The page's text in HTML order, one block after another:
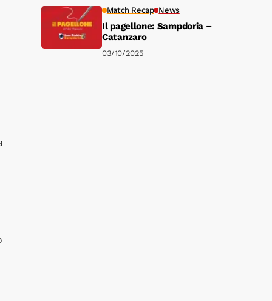
Match Recap News
Il pagellone: Sampdoria –
Catanzaro
03/10/2025